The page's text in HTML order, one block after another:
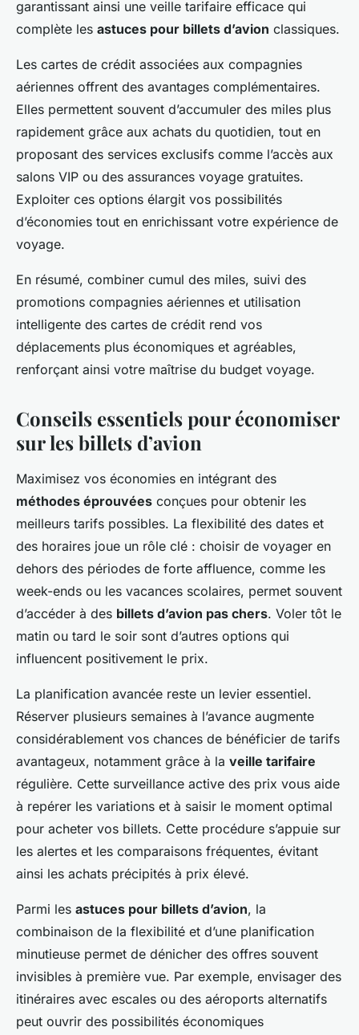
garantissant ainsi une veille tarifaire efficace qui
complète les astuces pour billets d’avion classiques.
Les cartes de crédit associées aux compagnies
aériennes offrent des avantages complémentaires.
Elles permettent souvent d’accumuler des miles plus
rapidement grâce aux achats du quotidien, tout en
proposant des services exclusifs comme l’accès aux
salons VIP ou des assurances voyage gratuites.
Exploiter ces options élargit vos possibilités
d’économies tout en enrichissant votre expérience de
voyage.
En résumé, combiner cumul des miles, suivi des
promotions compagnies aériennes et utilisation
intelligente des cartes de crédit rend vos
déplacements plus économiques et agréables,
renforçant ainsi votre maîtrise du budget voyage.
Conseils essentiels pour économiser
sur les billets d’avion
Maximisez vos économies en intégrant des
méthodes éprouvées conçues pour obtenir les
meilleurs tarifs possibles. La flexibilité des dates et
des horaires joue un rôle clé : choisir de voyager en
dehors des périodes de forte affluence, comme les
week-ends ou les vacances scolaires, permet souvent
d’accéder à des billets d’avion pas chers. Voler tôt le
matin ou tard le soir sont d’autres options qui
influencent positivement le prix.
La planification avancée reste un levier essentiel.
Réserver plusieurs semaines à l’avance augmente
considérablement vos chances de bénéficier de tarifs
avantageux, notamment grâce à la veille tarifaire
régulière. Cette surveillance active des prix vous aide
à repérer les variations et à saisir le moment optimal
pour acheter vos billets. Cette procédure s’appuie sur
les alertes et les comparaisons fréquentes, évitant
ainsi les achats précipités à prix élevé.
Parmi les astuces pour billets d’avion, la
combinaison de la flexibilité et d’une planification
minutieuse permet de dénicher des offres souvent
invisibles à première vue. Par exemple, envisager des
itinéraires avec escales ou des aéroports alternatifs
peut ouvrir des possibilités économiques